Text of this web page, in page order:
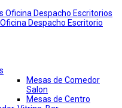
Oficina Despacho Escritorios
Despacho Escritorio
Mesas de Comedor
Salon
Mesas de Centro